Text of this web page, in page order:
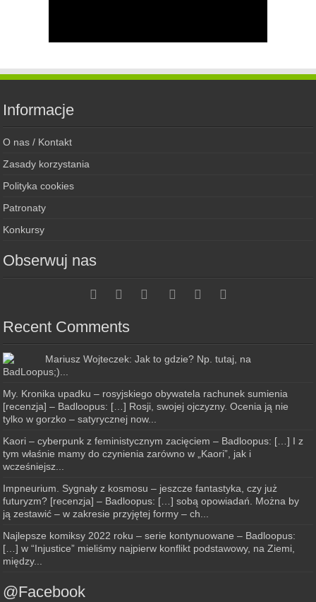
Informacje
O nas / Kontakt
Zasady korzystania
Polityka cookies
Patronaty
Konkursy
Obserwuj nas
Recent Comments
Mariusz Wojteczek: Jak to gdzie? Np. tutaj, na
BadLoopus;)...
My. Kronika upadku – rosyjskiego obywatela rachunek sumienia
[recenzja] – Badloopus: […] Rosji, swojej ojczyzny. Ocenia ją nie
tylko w gorzko – satyrycznej now...
Kaori – cyberpunk z feministycznym zacięciem – Badloopus: […] I z
tym właśnie mamy do czynienia zarówno w „Kaori”, jak i
wcześniejsz...
Impneurium. Sygnały z kosmosu – jeszcze fantastyka, czy już
futuryzm? [recenzja] – Badloopus: […] sobą opowiadań. Można by
ją zestawić – w zakresie przyjętej formy – ch...
Najlepsze komiksy 2022 roku – serie kontynuowane – Badloopus:
[…] w “Injustice” mieliśmy najpierw konflikt podstawowy, na Ziemi,
między...
@Facebook